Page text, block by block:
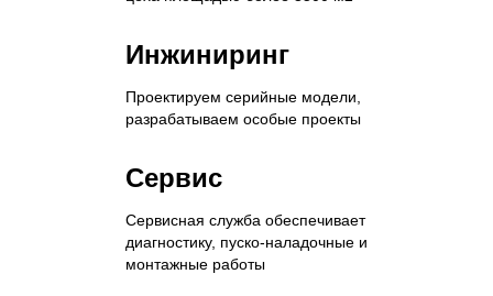
Инжиниринг
Проектируем серийные модели,
разрабатываем особые проекты
Сервис
Сервисная служба обеспечивает
диагностику, пуско-наладочные и
монтажные работы